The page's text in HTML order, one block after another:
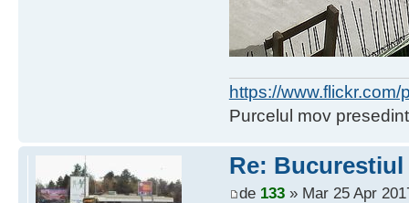
https://
Purcelul mov
Re:
de 133» Mar 25 Apr